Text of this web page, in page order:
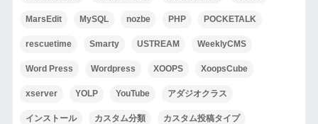
MarsEdit MySQL nozbe PHP POCKETALK
rescuetime Smarty USTREAM WeeklyCMS
Word Press Wordpress XOOPS XoopsCube
xserver YOLP YouTube アダジオクラス
インストール カスタム分類 カスタム投稿タイプ